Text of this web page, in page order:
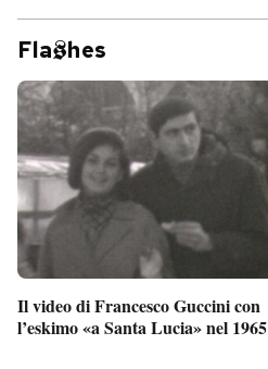
Fla hes
Il video di Francesco Guccini con
l’eskimo «a Santa Lucia» nel 1965